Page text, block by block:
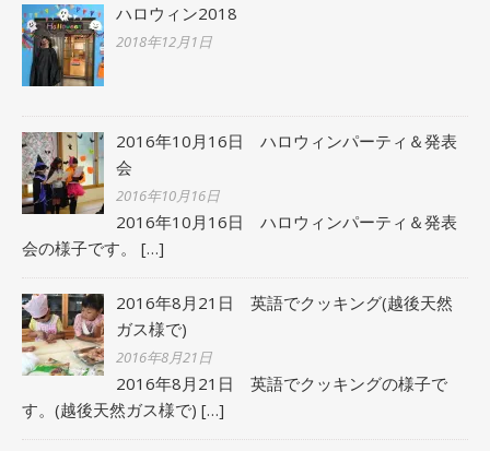
ハロウィン2018
2018年12月1日
2016年10月16日 ハロウィンパーティ＆発表
会
2016年10月16日
2016年10月16日 ハロウィンパーティ＆発表
会の様子です。
[…]
2016年8月21日 英語でクッキング(越後天然
ガス様で)
2016年8月21日
2016年8月21日 英語でクッキングの様子で
す。(越後天然ガス様で) […]